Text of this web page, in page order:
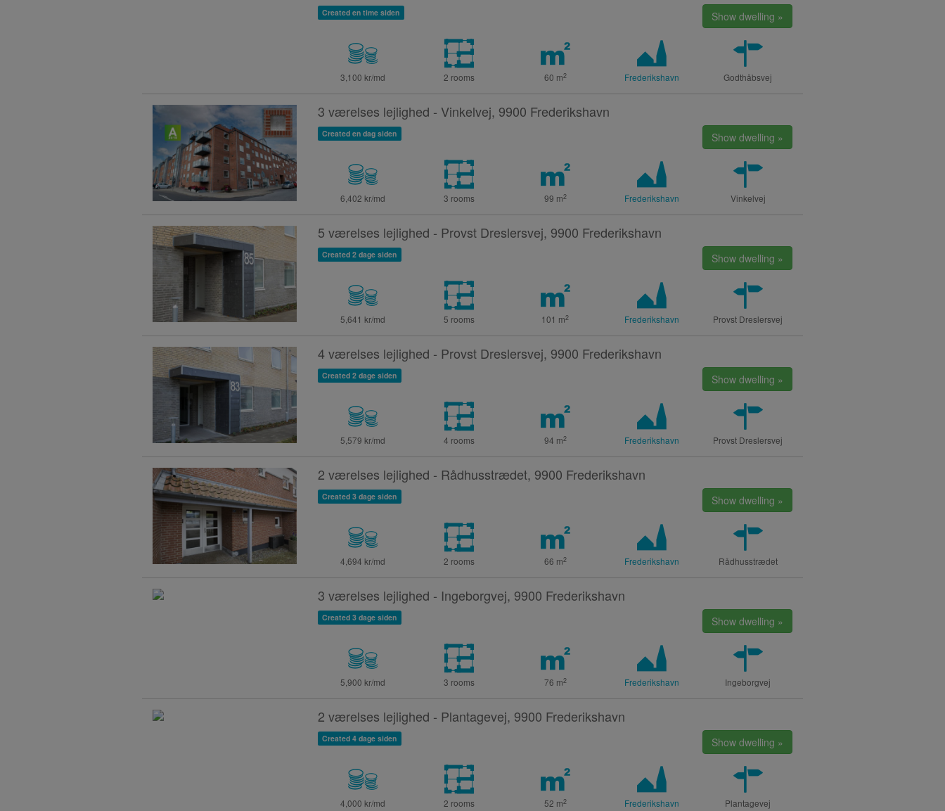
Show dwelling »
Created en time siden
3,100 kr/md 2 rooms 60 m2 Frederikshavn Godthåbsvej
3 værelses lejlighed - Vinkelvej, 9900 Frederikshavn
Show dwelling »
Created en dag siden
6,402 kr/md 3 rooms 99 m2 Frederikshavn Vinkelvej
5 værelses lejlighed - Provst Dreslersvej, 9900 Frederikshavn
Show dwelling »
Created 2 dage siden
5,641 kr/md 5 rooms 101 m2 Frederikshavn Provst Dreslersvej
4 værelses lejlighed - Provst Dreslersvej, 9900 Frederikshavn
Show dwelling »
Created 2 dage siden
5,579 kr/md 4 rooms 94 m2 Frederikshavn Provst Dreslersvej
2 værelses lejlighed - Rådhusstrædet, 9900 Frederikshavn
Show dwelling »
Created 3 dage siden
4,694 kr/md 2 rooms 66 m2 Frederikshavn Rådhusstrædet
3 værelses lejlighed - Ingeborgvej, 9900 Frederikshavn
Show dwelling »
Created 3 dage siden
5,900 kr/md 3 rooms 76 m2 Frederikshavn Ingeborgvej
2 værelses lejlighed - Plantagevej, 9900 Frederikshavn
Show dwelling »
Created 4 dage siden
4,000 kr/md 2 rooms 52 m2 Frederikshavn Plantagevej